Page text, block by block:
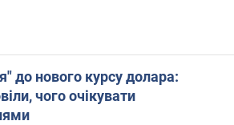
до нового курсу долара:
чого очікувати